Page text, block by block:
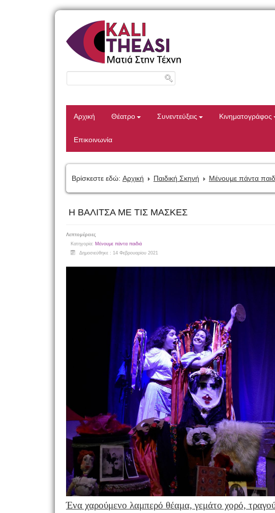
Αρχική Θέατρο Συνεντεύξεις Κινηματογράφος
Επικοινωνία
Βρίσκεστε εδώ: Αρχική Παιδική Σκηνή Μένουμε πάντα
Η ΒΑΛΙΤΣΑ ΜΕ ΤΙΣ ΜΑΣΚΕΣ
Λεπτομέρειες
Κατηγορία: Μένουμε πάντα παιδιά
Δημοσιεύθηκε : 14 Φεβρουαρίου 2021
Ένα χαρούμενο λαμπερό θέαμα, γεμάτο χορό,